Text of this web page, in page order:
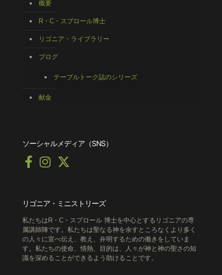
概要
R・C・スプロール博士
リゴニア・ライブラリー
ブログ
テーブルトーク誌のシリーズ
献金
ソーシャルメディア（SNS）
リゴニア・ミニストリーズ
私たちはR・C・スプロール 博士を中心とするリゴニアの専
属講師陣です。私たちは聖なる神を余すところなくより多く
の人々に宣べ伝え、教え、弁明するための働きをしていま
す。私たちの使命、情熱、目的は、人々が神と神の聖さの知
識を深めることができるよう助けることです。